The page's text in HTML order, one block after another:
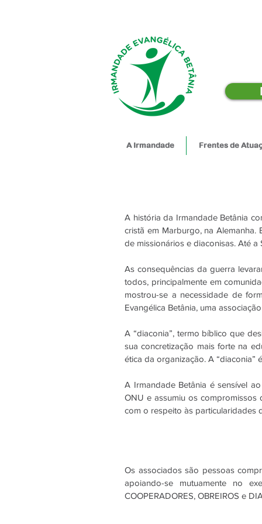
A Irmandade Frentes de
A história da Irmandade Betânia
cristã em Marburgo, na
de missionários e diaconisas. Até
As consequências da guerra
todos, principalmente em
mostrou-se a necessidade de
Evangélica Betânia, uma
A “diaconia”, termo bíblico que
sua concretização mais forte na
ética da organização. A
A Irmandade Betânia é sensível
ONU e assumiu os
com o respeito às particularidades
Os associados são pessoas
apoiando-se mutuamente no
COOPERADORES, OBREIROS e